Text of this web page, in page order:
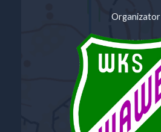
Organizator